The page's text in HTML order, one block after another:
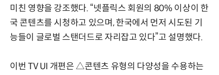
미친 영향을 강조했다. “넷플릭스 회원의 80% 이상이 한
국 콘텐츠를 시청하고 있으며, 한국에서 먼저 시도된 기
능들이 글로벌 스탠더드로 자리잡고 있다”고 설명했다.
이번 TV UI 개편은 △콘텐츠 유형의 다양성을 수용하는